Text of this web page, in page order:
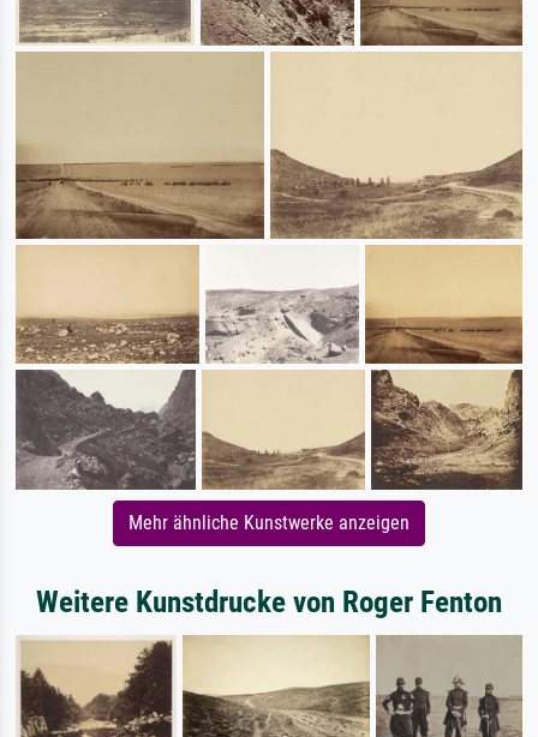
Mehr ähnliche Kunstwerke anzeigen
Weitere Kunstdrucke von Roger Fenton